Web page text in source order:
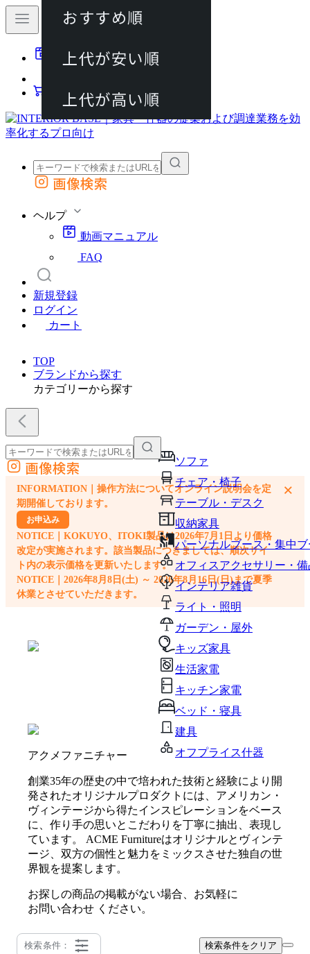
動画マニュアル
カート
外部サイトの商品をカートに追加
画像検索
ヘルプ
動画マニュアル
FAQ
新規登録
ログイン
カート
TOP
ブランドから探す
カテゴリーから探す
ソファ
チェア・椅子
テーブル・デスク
収納家具
パーソナルブース・集中
オフィスアクセサリー・備
インテリア雑貨
ライト・照明
ガーデン・屋外
キッズ家具
生活家電
キッチン家電
ベッド・寝具
建具
オフプライス什器
外部サイトの商品をカートに追加
他のサイトで見つけた商品ページのURLを貼り付けて、カートに追加できます
画像検索
INFORMATION｜操作方法についてオンライン説明会を定
期開催しております。
お申込み
NOTICE｜KOKUYO、ITOKI製品は2026年7月1日より価格
改定が実施されます。該当製品につきましては、順次サイ
ト内の表示価格を更新いたします。
NOTICE｜2026年8月8日(土) ～ 2026年8月16日(日)まで夏季
休業とさせていただきます。
×
アクメファニチャー
創業35年の歴史の中で培われた技術と経験により開
発されたオリジナルプロダクトには、アメリカン・
ヴィンテージから得たインスピレーションをベース
に、作り手の思いとこだわりを丁寧に抽出、表現し
ています。 ACME Furnitureはオリジナルとヴィンテ
ージ、双方の個性と魅力をミックスさせた独自の世
界観を提案します。
お探しの商品の掲載がない場合、お気軽に
お問い合わせ ください。
検索条件： 検索条件をクリア
おすすめ順
上代が安い順
上代が高い順